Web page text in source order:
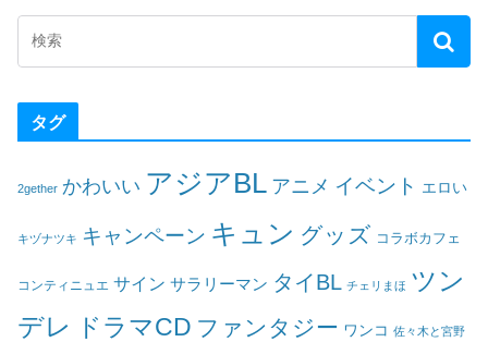
タグ
2gether かわいい アジアBL アニメ イベント エロい
キヅナツキ キャンペーン キュン グッズ コラボカフェ
コンティニュエ サイン サラリーマン タイBL チェリまほ ツン
デレ ドラマCD ファンタジー ワンコ 佐々木と宮野